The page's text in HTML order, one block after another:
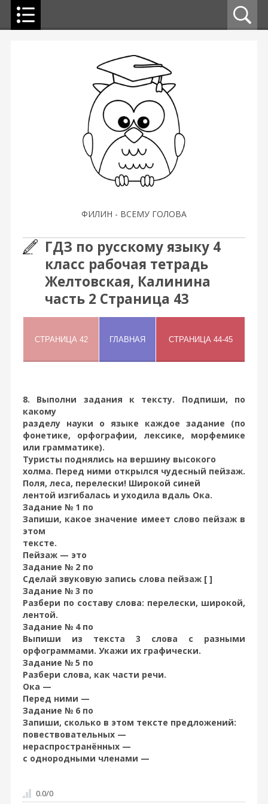
ФИЛИН - ВСЕМУ ГОЛОВА
ГДЗ по русскому языку 4
класс рабочая тетрадь
Желтовская, Калинина
часть 2 Страница 43
8. Выполни задания к тексту. Подпиши, по
какому
разделу науки о языке каждое задание (по
фонетике, орфографии, лексике, морфемике
или грамматике).
Туристы поднялись на вершину высокого
холма. Перед ними открылся чудесный пейзаж.
Поля, леса, перелески! Широкой синей
лентой изгибалась и уходила вдаль Ока.
Задание № 1 по
Запиши, какое значение имеет слово пейзаж в
этом
тексте.
Пейзаж — это
Задание № 2 по
Сделай звуковую запись слова пейзаж [ ]
Задание № 3 по
Разбери по составу слова: перелески, широкой,
лентой.
Задание № 4 по
Выпиши из текста 3 слова с разными
орфограммами. Укажи их графически.
Задание № 5 по
Разбери слова, как части речи.
Ока —
Перед ними —
Задание № 6 по
Запиши, сколько в этом тексте предложений:
повествовательных —
нераспространённых —
с однородными членами —
0.0/0